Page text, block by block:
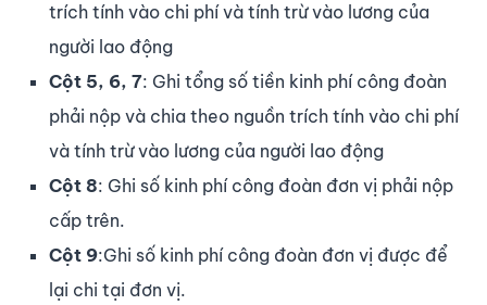
trích tính vào chi phí và tính trừ vào lương của
người lao động
Cột 5, 6, 7: Ghi tổng số tiền kinh phí công đoàn
phải nộp và chia theo nguồn trích tính vào chi phí
và tính trừ vào lương của người lao động
Cột 8: Ghi số kinh phí công đoàn đơn vị phải nộp
cấp trên.
Cột 9:Ghi số kinh phí công đoàn đơn vị được để
lại chi tại đơn vị.